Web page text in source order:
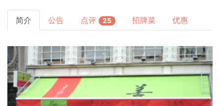
简介 公告 点评 25 招牌菜 优惠